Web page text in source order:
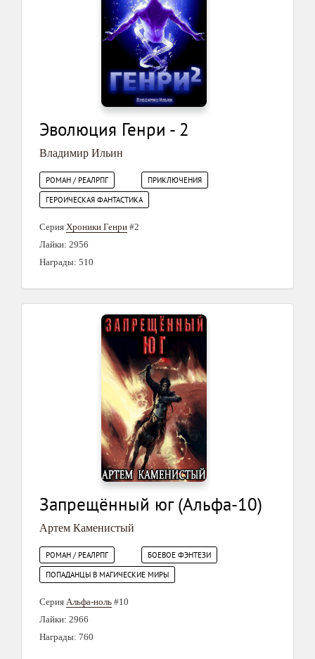
Эволюция Генри - 2
Владимир Ильин
РОМАН / РЕАЛРПГ
ПРИКЛЮЧЕНИЯ
ГЕРОИЧЕСКАЯ ФАНТАСТИКА
Серия Хроники Генри #2
Лайки: 2956
Награды: 510
Запрещённый юг (Альфа-10)
Артем Каменистый
РОМАН / РЕАЛРПГ
БОЕВОЕ ФЭНТЕЗИ
ПОПАДАНЦЫ В МАГИЧЕСКИЕ МИРЫ
Серия Альфа-ноль #10
Лайки: 2966
Награды: 760